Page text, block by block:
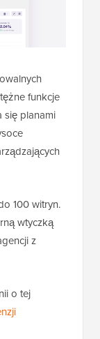
funkcje
się planami
100 witryn.
wtyczką
z
o tej